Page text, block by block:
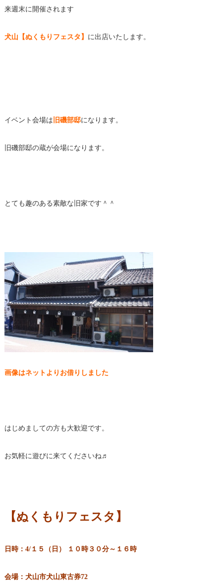
来週末に開催されます
犬山【ぬくもりフェスタ】 に出店いたします。
イベント会場は 旧磯部邸になります。
旧磯部邸の蔵が会場になります。
とても趣のある素敵な旧家です＾＾
画像はネットよりお借りしました
はじめましての方も大歓迎です。
お気軽に遊びに来てくださいね♬
【ぬくもりフェスタ】
日時：4/１５（日） １０時３０分～１６時
会場：犬山市犬山東古券72